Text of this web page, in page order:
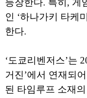
등장한다. 특히, 게
인 ‘하나가키 타케
한다.
‘도쿄리벤저스’는
거진’에서 연재되
된 타임루프 소재